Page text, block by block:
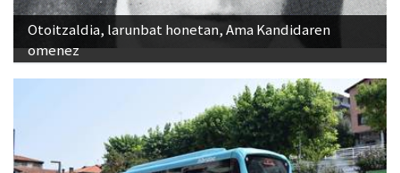
Otoitzaldia, larunbat honetan, Ama Kandidaren
omenez